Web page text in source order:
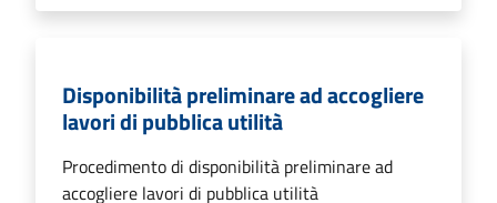
Disponibilità preliminare ad accogliere
lavori di pubblica utilità
Procedimento di disponibilità preliminare ad
accogliere lavori di pubblica utilità